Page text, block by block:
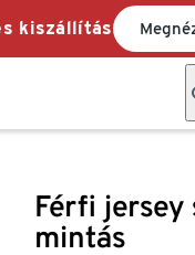
kiszállítás
Férfi jersey
mintás